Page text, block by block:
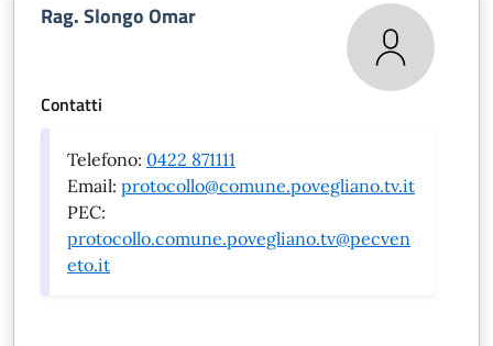
Rag. Slongo Omar
Contatti
Telefono: 0422 871111
Email: protocollo@comune.povegliano.tv.it
PEC:
protocollo.comune.povegliano.tv@pecven
eto.it